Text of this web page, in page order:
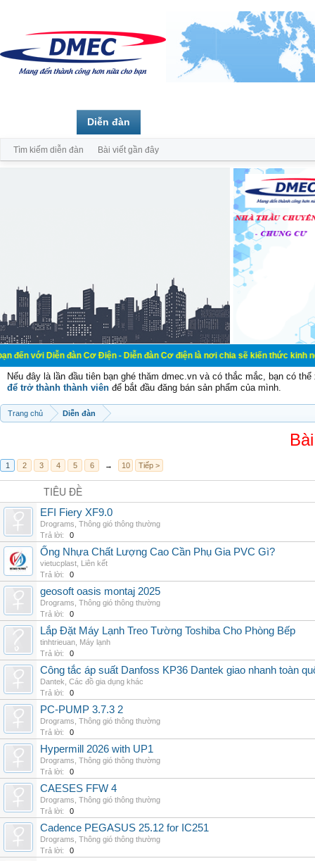
đàn Cơ Điện - Diễn đàn Cơ điện là nơi chia sẽ kiến thức kinh nghiệm
Nếu đây là lần đầu tiên bạn ghé thăm dmec.vn và có thắc mắc, bạn có
để trở thành thành viên để bắt đầu đăng bán sản phẩm của mình.
Trang chủ Diễn đàn
1 2 3 4 5 6 → 10 Tiếp >
TIÊU ĐỀ
EFI Fiery XF9.0
Drograms Thông gió thông thường
Trả lời:
0
Ống Nhựa Chất Lượng Cao Cần Phụ Gia PVC Gì?
vietucplast Liên kết
Trả lời:
0
geosoft oasis montaj 2025
Drograms Thông gió thông thường
Trả lời:
0
Lắp Đặt Máy Lạnh Treo Tường Toshiba Cho Phòng Bếp
tinhtrieuan Máy lạnh
Trả lời:
0
Công tắc áp suất Danfoss KP36 Dantek giao nhanh toàn
Dantek Các đồ gia dụng khác
Trả lời:
0
PC-PUMP 3.7.3 2
Drograms Thông gió thông thường
Trả lời:
0
Hypermill 2026 with UP1
Drograms Thông gió thông thường
Trả lời:
0
CAESES FFW 4
Drograms Thông gió thông thường
Trả lời:
0
Cadence PEGASUS 25.12 for IC251
Drograms Thông gió thông thường
Trả lời:
0
Diễn đàn
Tìm kiếm diễn đàn Bài viết gần đây